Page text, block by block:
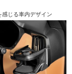
感じる車内デザイン